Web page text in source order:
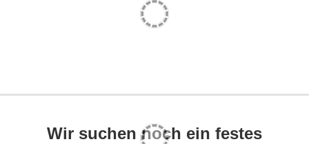
Wir suchen noch ein festes